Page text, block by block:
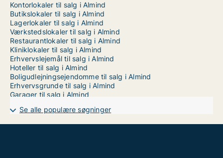
Kontorlokaler til salg i Almind
Butikslokaler til salg i Almind
Lagerlokaler til salg i Almind
Værkstedslokaler til salg i Almind
Restaurantlokaler til salg i Almind
Kliniklokaler til salg i Almind
Erhvervslejemål til salg i Almind
Hoteller til salg i Almind
Boligudlejningsejendomme til salg i Almind
Erhvervsgrunde til salg i Almind
Garager til salg i Almind
Se alle populære søgninger